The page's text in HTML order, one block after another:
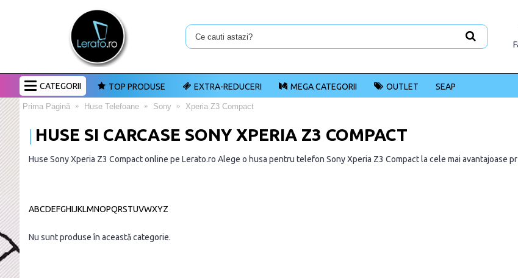
CATEGORII TOP PRODUSE EXTRA-REDUCERI MEGA CATEGORII OUTLET SEAP
Prima Pagină Huse Telefoane Sony Xperia Z3 Compact
HUSE SI CARCASE SONY XPERIA Z3 COMPACT
Huse Sony Xperia Z3 Compact online pe Lerato.ro Alege o husa pentru telefon Sony Xperia Z3 Compact la cele mai avantajoase pr
ABCDEFGHIJKLMNOPQRSTUVWXYZ
Nu sunt produse în această categorie.